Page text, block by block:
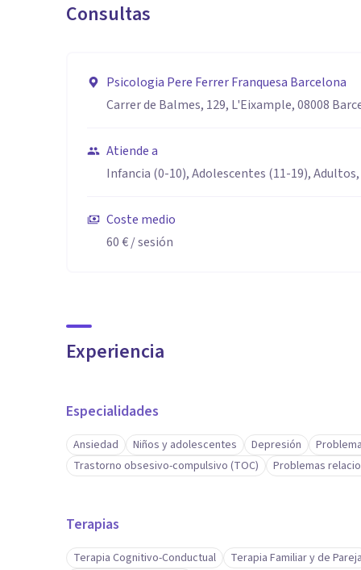
Consultas
Psicologia Pere Ferrer Franquesa Barcelona
Carrer de Balmes, 129, L'Eixample, 08008
Atiende a
Infancia (0-10), Adolescentes (11-19),
Coste medio
60 €/ sesión
Experiencia
Especialidades
Ansiedad Niños y adolescentes Depresión
Trastorno obsesivo-compulsivo (TOC)
Problemas
Terapias
Terapia Cognitivo-Conductual Terapia Familiar y de Pareja